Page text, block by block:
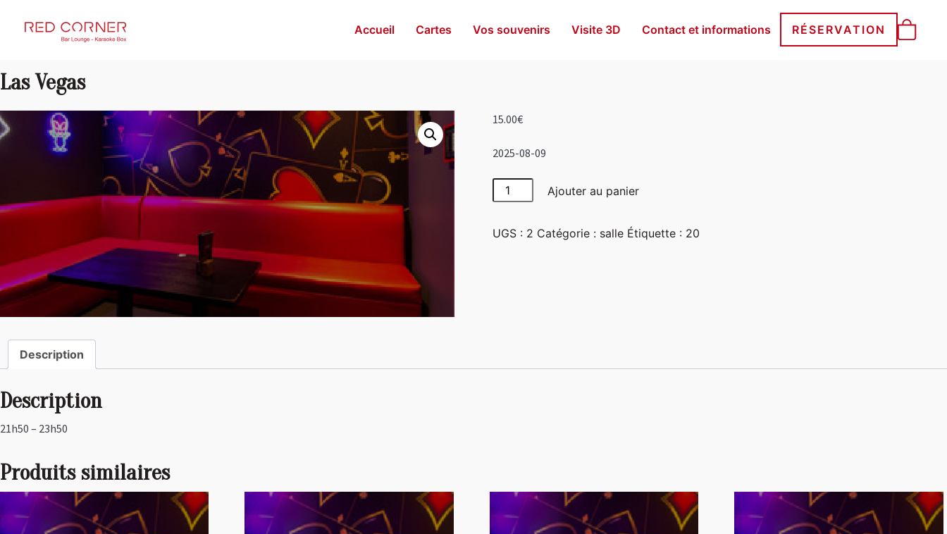
RED CORNER Accueil Cartes Vos souvenirs Visite 3D Contact et informations RÉSERVATION
Las Vegas
15.00€
2025-08-09
quantité
de
Vegas
Ajouter au panier
UGS : 2 Catégorie : salle Étiquette : 20
Description
Description
21h50 – 23h50
Produits similaires